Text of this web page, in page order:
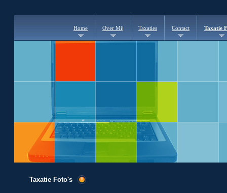
Home Over Mij Taxaties Contact Taxatie
Taxatie Foto's